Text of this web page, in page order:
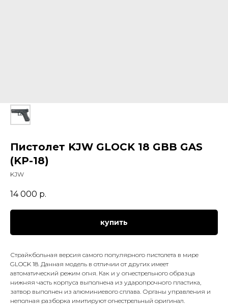
Пистолет KJW GLOCK 18 GBB GAS
(KP-18)
KJW
14 000 р.
купить
Страйкбольная версия самого популярного пистолета в мире
GLOCK 18. Данная модель в отличии от других имеет
автоматический режим огня. Как и у огнестрельного образца
нижняя часть корпуса выполнена из ударопрочного пластика,
затвор выполнен из алюминиевого сплава. Органы управления и
неполная разборка имитируют огнестрельный оригинал.